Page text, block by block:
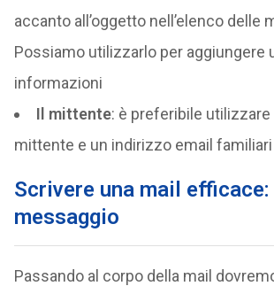
accanto all’oggetto nell’elenco delle
Possiamo utilizzarlo per aggiungere
informazioni
Il mittente: è preferibile utilizzare
mittente e un indirizzo email familiari
Scrivere una mail efficace:
messaggio
Passando al corpo della mail